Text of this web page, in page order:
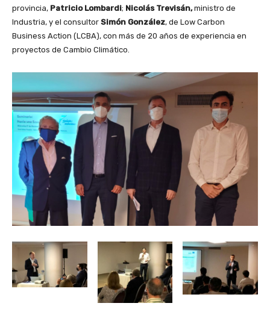
provincia, Patricio Lombardi; Nicolás Trevisán,ministro de
Industria, y el consultor Simón González, de Low Carbon
Business Action (LCBA), con más de 20 años de experiencia en
proyectos de Cambio Climático.